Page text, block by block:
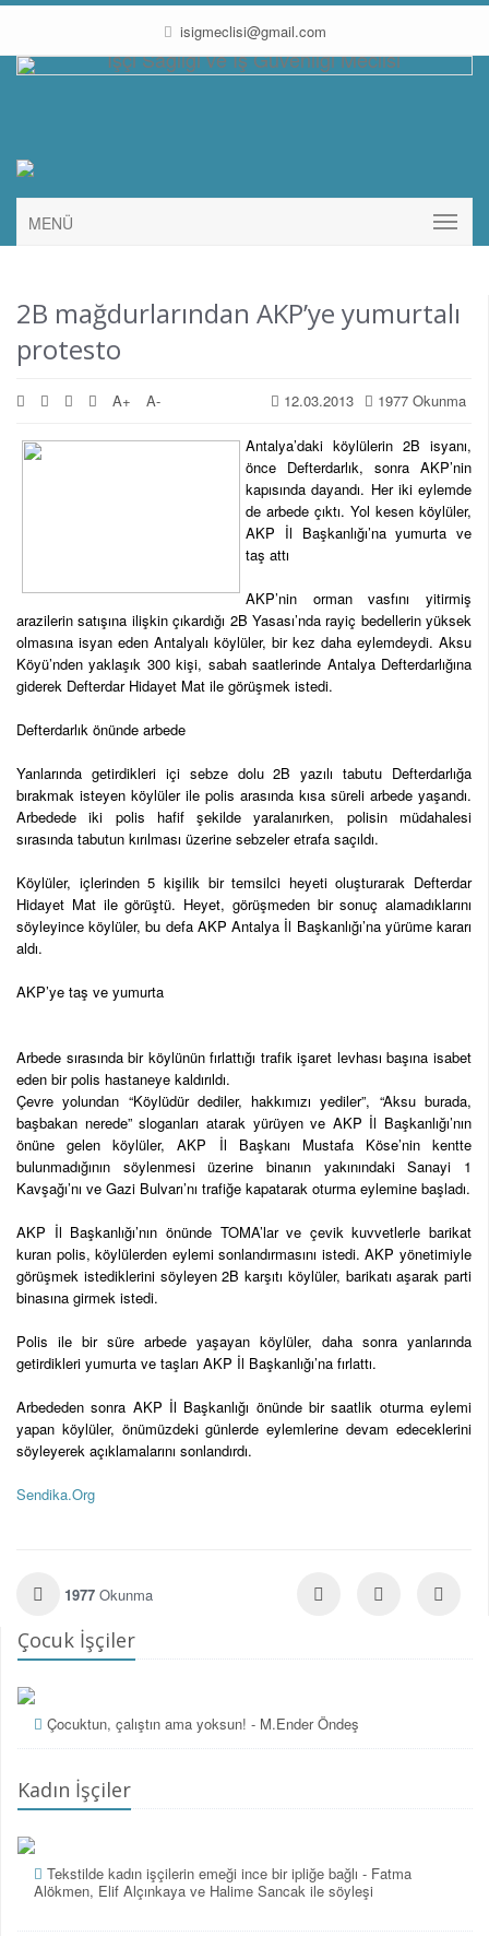
isigmeclisi@gmail.com
MENÜ
2B mağdurlarından AKP’ye yumurtalı
protesto
1977 Okunma
12.03.2013
A+ A-
Antalya’daki köylülerin 2B isyanı,
önce Defterdarlık, sonra AKP’nin
kapısında dayandı. Her iki eylemde
de arbede çıktı. Yol kesen köylüler,
AKP İl Başkanlığı’na yumurta ve
taş attı
AKP’nin orman vasfını yitirmiş
arazilerin satışına ilişkin çıkardığı 2B Yasası’nda rayiç bedellerin yüksek
olmasına isyan eden Antalyalı köylüler, bir kez daha eylemdeydi. Aksu
Köyü’nden yaklaşık 300 kişi, sabah saatlerinde Antalya Defterdarlığına
giderek Defterdar Hidayet Mat ile görüşmek istedi.
Defterdarlık önünde arbede
Yanlarında getirdikleri içi sebze dolu 2B yazılı tabutu Defterdarlığa
bırakmak isteyen köylüler ile polis arasında kısa süreli arbede yaşandı.
Arbedede iki polis hafif şekilde yaralanırken, polisin müdahalesi
sırasında tabutun kırılması üzerine sebzeler etrafa saçıldı.
Köylüler, içlerinden 5 kişilik bir temsilci heyeti oluşturarak Defterdar
Hidayet Mat ile görüştü. Heyet, görüşmeden bir sonuç alamadıklarını
söyleyince köylüler, bu defa AKP Antalya İl Başkanlığı’na yürüme kararı
aldı.
AKP’ye taş ve yumurta
Arbede sırasında bir köylünün fırlattığı trafik işaret levhası başına isabet
eden bir polis hastaneye kaldırıldı.
Çevre yolundan “Köylüdür dediler, hakkımızı yediler”, “Aksu burada,
başbakan nerede” sloganları atarak yürüyen ve AKP İl Başkanlığı’nın
önüne gelen köylüler, AKP İl Başkanı Mustafa Köse’nin kentte
bulunmadığının söylenmesi üzerine binanın yakınındaki Sanayi 1
Kavşağı’nı ve Gazi Bulvarı’nı trafiğe kapatarak oturma eylemine başladı.
AKP İl Başkanlığı’nın önünde TOMA’lar ve çevik kuvvetlerle barikat
kuran polis, köylülerden eylemi sonlandırmasını istedi. AKP yönetimiyle
görüşmek istediklerini söyleyen 2B karşıtı köylüler, barikatı aşarak parti
binasına girmek istedi.
Polis ile bir süre arbede yaşayan köylüler, daha sonra yanlarında
getirdikleri yumurta ve taşları AKP İl Başkanlığı’na fırlattı.
Arbededen sonra AKP İl Başkanlığı önünde bir saatlik oturma eylemi
yapan köylüler, önümüzdeki günlerde eylemlerine devam edeceklerini
söyleyerek açıklamalarını sonlandırdı.
Sendika.Org
1977 Okunma
Çocuk İşçiler
Çocuktun, çalıştın ama yoksun! - M.Ender Öndeş
Kadın İşçiler
Tekstilde kadın işçilerin emeği ince bir ipliğe bağlı - Fatma
Alökmen, Elif Alçınkaya ve Halime Sancak ile söyleşi